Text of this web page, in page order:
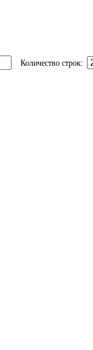
Количество строк: